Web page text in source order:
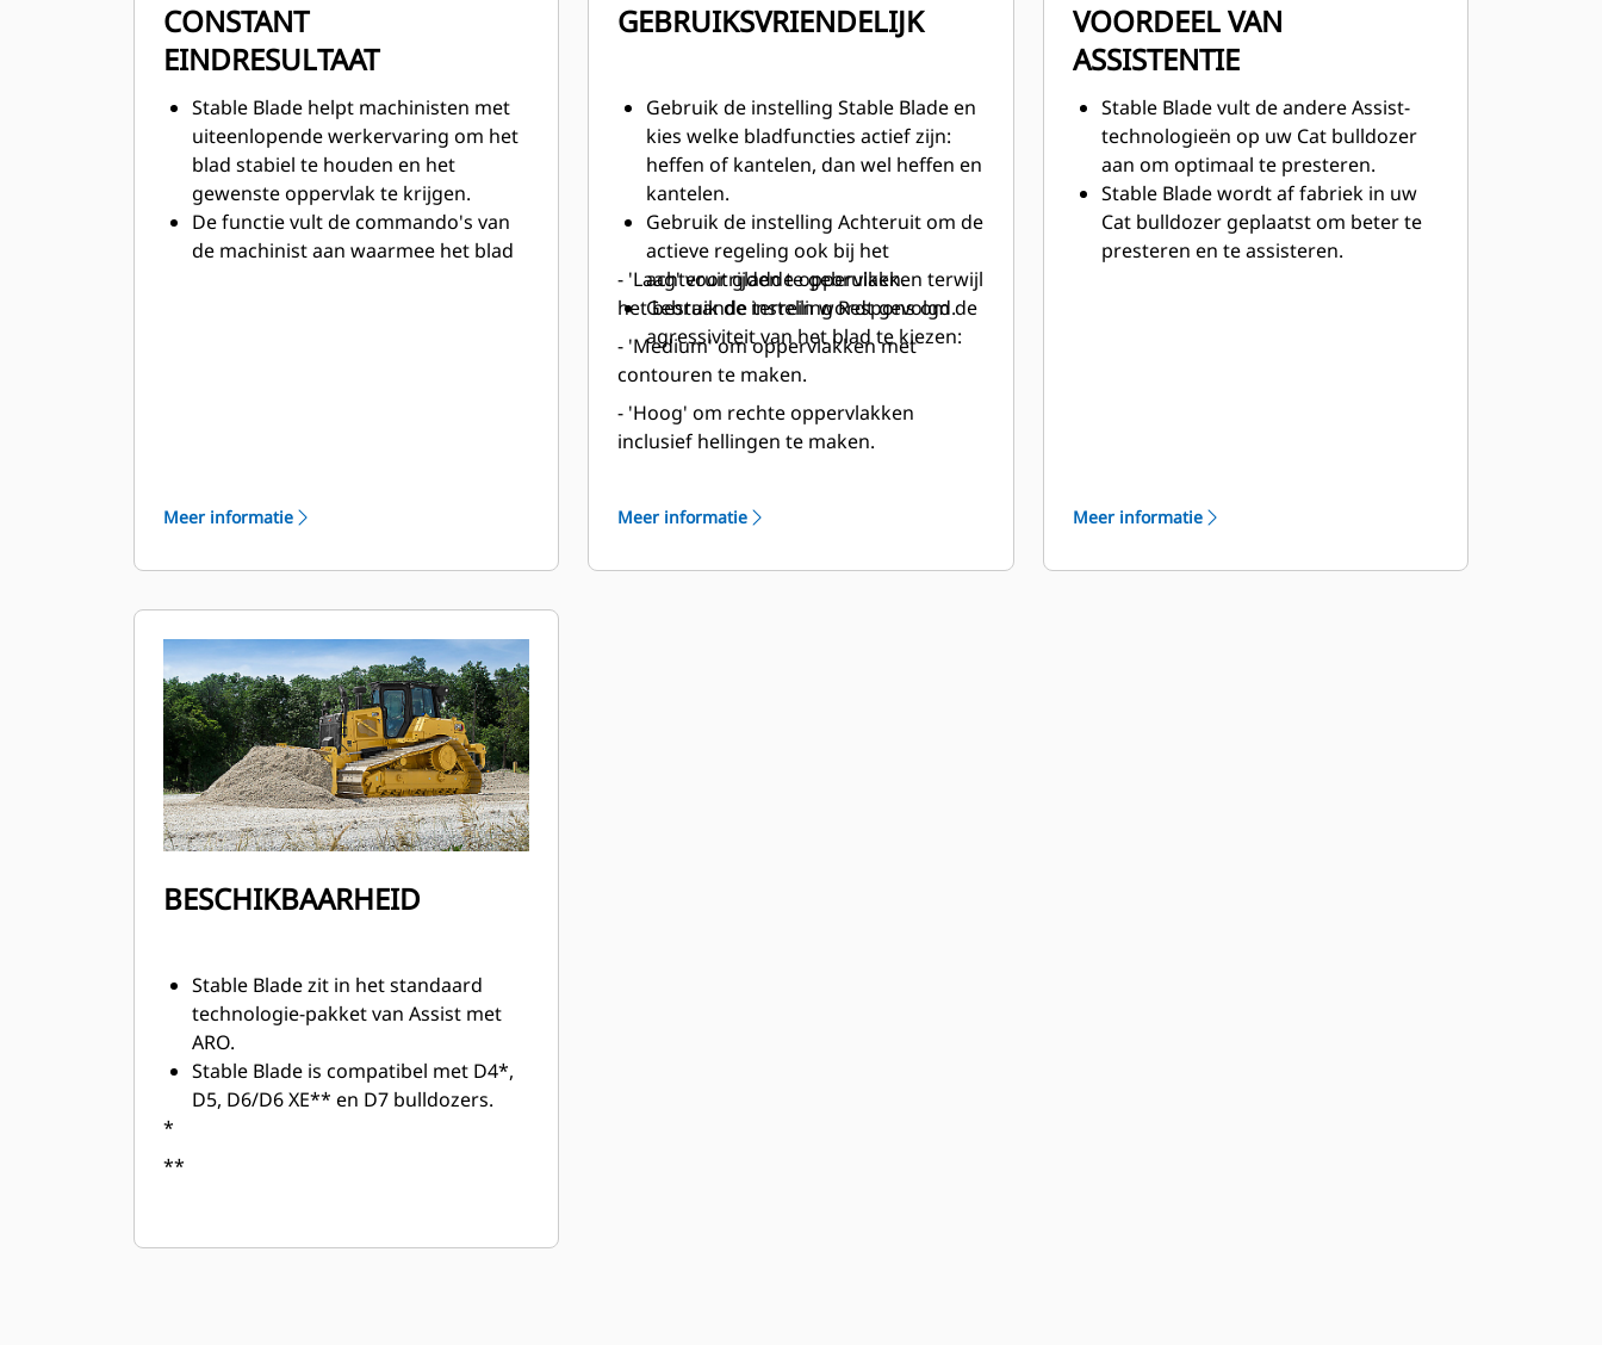
CONSTANT
EINDRESULTAAT
Stable Blade helpt machinisten met
uiteenlopende werkervaring om het
blad stabiel te houden en het
gewenste oppervlak te krijgen.
De functie vult de commando's van
de machinist aan waarmee het blad
Meer informatie
GEBRUIKSVRIENDELIJK
Gebruik de instelling Stable Blade en
kies welke bladfuncties actief zijn:
heffen of kantelen, dan wel heffen en
kantelen.
Gebruik de instelling Achteruit om de
actieve regeling ook bij het
achteruitrijden te gebruiken.
Gebruik de instelling Respons om de
agressiviteit van het blad te kiezen:
- 'Laag' voor gladde oppervlakken terwijl
het bestaande terrein wordt gevolgd.
- 'Medium' om oppervlakken met
contouren te maken.
- 'Hoog' om rechte oppervlakken
inclusief hellingen te maken.
Meer informatie
VOORDEEL VAN
ASSISTENTIE
Stable Blade vult de andere Assist-
technologieën op uw Cat bulldozer
aan om optimaal te presteren.
Stable Blade wordt af fabriek in uw
Cat bulldozer geplaatst om beter te
presteren en te assisteren.
Meer informatie
BESCHIKBAARHEID
Stable Blade zit in het standaard
technologie-pakket van Assist met
ARO​.
Stable Blade is compatibel met D4*,
D5, D6/D6 XE** en D7 bulldozers.
*
**